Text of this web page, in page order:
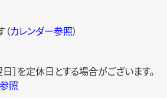
カレンダー参照）
を定休日とする場合がございます。
照